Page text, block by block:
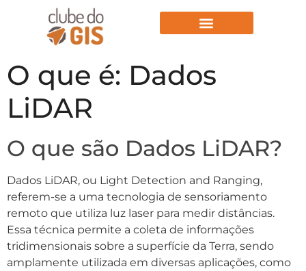
O que é: Dados
LiDAR
O que são Dados LiDAR?
Dados LiDAR, ou Light Detection and Ranging,
referem-se a uma tecnologia de sensoriamento
remoto que utiliza luz laser para medir distâncias.
Essa técnica permite a coleta de informações
tridimensionais sobre a superfície da Terra, sendo
amplamente utilizada em diversas aplicações, como